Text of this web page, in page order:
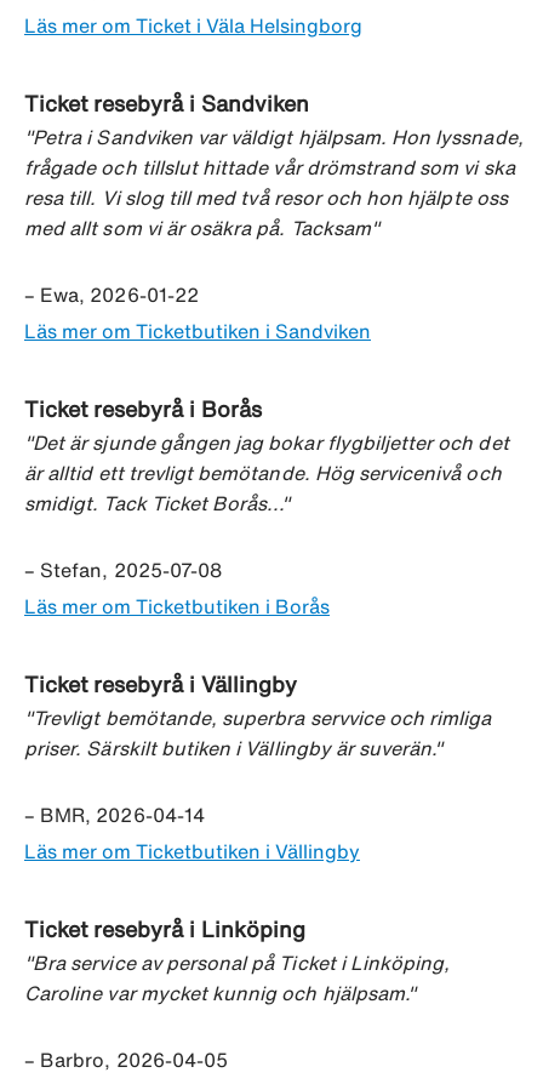
Läs mer om Ticket i Väla Helsingborg
Ticket resebyrå i Sandviken
"Petra i Sandviken var väldigt hjälpsam. Hon lyssnade,
frågade och tillslut hittade vår drömstrand som vi ska
resa till. Vi slog till med två resor och hon hjälpte oss
med allt som vi är osäkra på. Tacksam"
– Ewa, 2026-01-22
Läs mer om Ticketbutiken i Sandviken
Ticket resebyrå i Borås
"Det är sjunde gången jag bokar flygbiljetter och det
är alltid ett trevligt bemötande. Hög servicenivå och
smidigt. Tack Ticket Borås..."
– Stefan, 2025-07-08
Läs mer om Ticketbutiken i Borås
Ticket resebyrå i Vällingby
"Trevligt bemötande, superbra servvice och rimliga
priser. Särskilt butiken i Vällingby är suverän."
– BMR, 2026-04-14
Läs mer om Ticketbutiken i Vällingby
Ticket resebyrå i Linköping
"Bra service av personal på Ticket i Linköping,
Caroline var mycket kunnig och hjälpsam."
– Barbro, 2026-04-05